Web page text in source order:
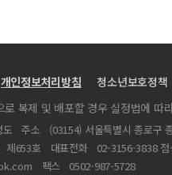
개인정보처리방침 청소년보호정책
복제 및 배포할 경우 실정법에 따
도 주소 (03154) 서울특별시 종로구
제653호 대표전화
02-3156-3838
팩스 0502-987-5728